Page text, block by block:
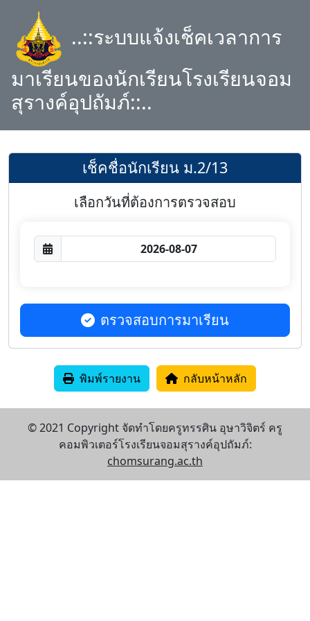
..::ระบบแจ้งเช็คเวลาการ
มาเรียนของนักเรียนโรงเรียนจอม
สุรางค์อุปถัมภ์::..
เช็คชื่อนักเรียน ม.2/13
เลือกวันที่ต้องการตรวจสอบ
ตรวจสอบการมาเรียน
พิมพ์รายงาน กลับหน้าหลัก
© 2021 Copyright จัดทำโดยครูทรรศิน อุษาวิจิตร์ ครู
คอมพิวเตอร์โรงเรียนจอมสุรางค์อุปถัมภ์:
chomsurang.ac.th